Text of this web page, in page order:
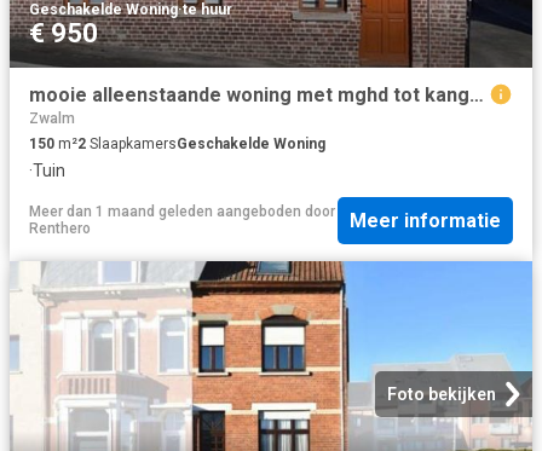
Geschakelde Woning·te huur
€ 950
mooie alleenstaande woning met mghd tot kangoeroe woning
Zwalm
150 m²2 SlaapkamersGeschakelde Woning
·Tuin
Meer dan 1 maand geleden aangeboden door
Renthero
Meer informatie
Foto bekijken